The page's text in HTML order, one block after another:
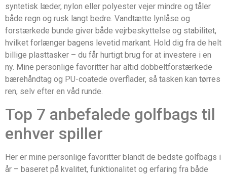
syntetisk læder, nylon eller polyester vejer mindre og tåler
både regn og rusk langt bedre. Vandtætte lynlåse og
forstærkede bunde giver både vejrbeskyttelse og stabilitet,
hvilket forlænger bagens levetid markant. Hold dig fra de helt
billige plasttasker – du får hurtigt brug for at investere i en
ny. Mine personlige favoritter har altid dobbeltforstærkede
bærehåndtag og PU-coatede overflader, så tasken kan tørres
ren, selv efter en våd runde.
Top 7 anbefalede golfbags til
enhver spiller
Her er mine personlige favoritter blandt de bedste golfbags i
år – baseret på kvalitet, funktionalitet og erfaring fra både